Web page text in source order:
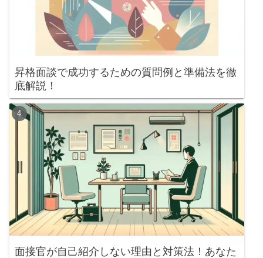
昇格面談で成功するための質問例と準備法を徹
底解説！
面接官が自己紹介しない理由と対策法！あなた